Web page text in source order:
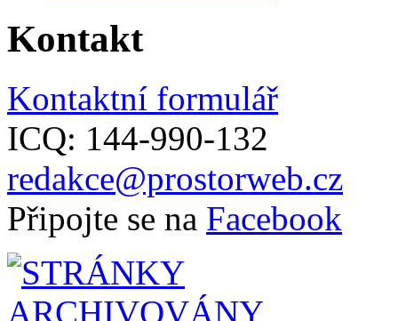
Kontakt
Kontaktní formulář
ICQ: 144-990-132
redakce@prostorweb.cz
Připojte se na Facebook